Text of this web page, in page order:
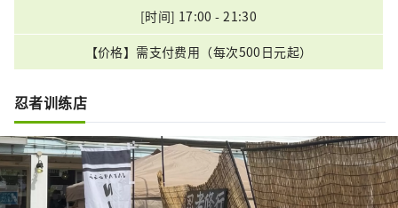
[时间] 17:00 - 21:30
【价格】需支付费用（每次500日元起）
忍者训练店